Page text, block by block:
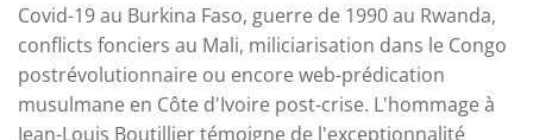
Covid-19 au Burkina Faso, guerre de 1990 au Rwanda,
conflicts fonciers au Mali, miliciarisation dans le Congo
postrévolutionnaire ou encore web-prédication
musulmane en Côte d'Ivoire post-crise. L'hommage à
Jean-Louis Boutillier témoigne de l'exceptionnalité